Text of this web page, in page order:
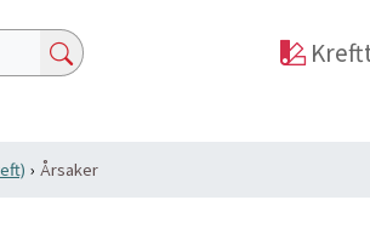
Årsaker